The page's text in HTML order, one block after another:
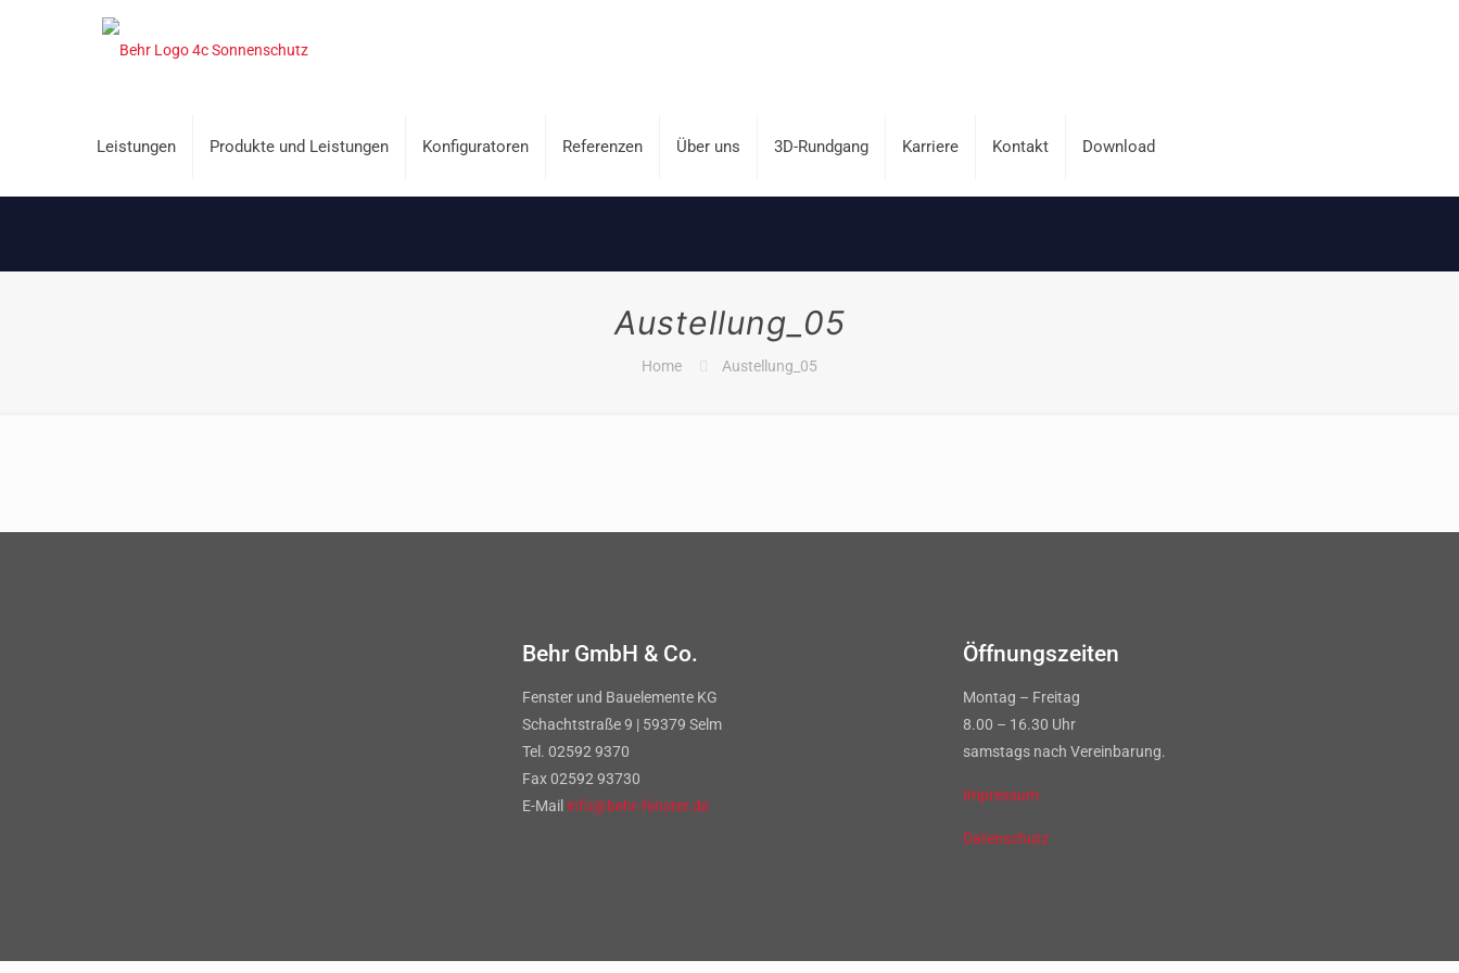
Leistungen Produkte und Leistungen Konfiguratoren Referenzen Über uns 3D-Rundgang Karriere Kontakt Download
Austellung_05
Home Austellung_05
Behr GmbH & Co.
Fenster und Bauelemente KG
Schachtstraße 9 | 59379 Selm
Tel. 02592 9370
Fax 02592 93730
E-Mail info@behr-fenster.de
Öffnungszeiten
Montag – Freitag
8.00 – 16.30 Uhr
samstags nach Vereinbarung.
Impressum
Datenschutz